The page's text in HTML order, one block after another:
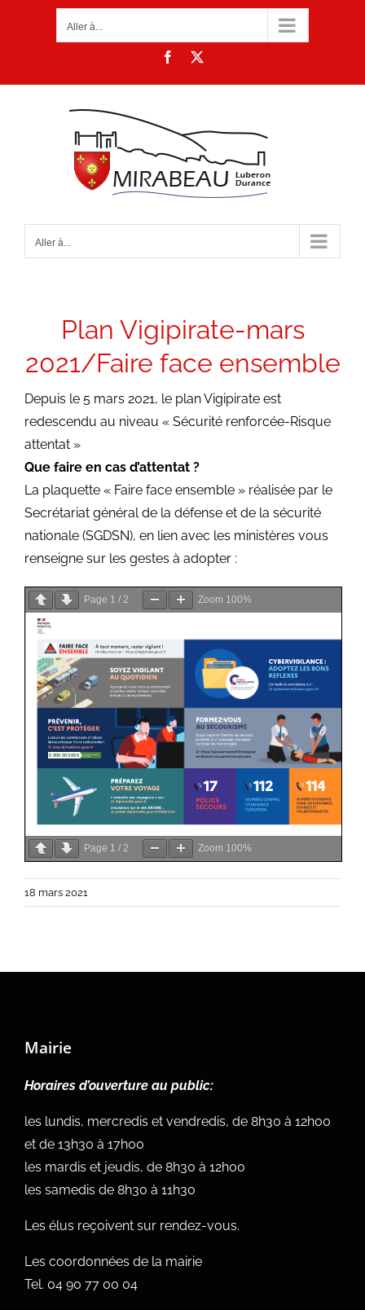
Aller à...
Facebook
Aller à...
Plan Vigipirate-mars
2021/Faire face ensemble
Depuis le 5 mars 2021, le plan Vigipirate est
redescendu au niveau « Sécurité renforcée-Risque
attentat »
Que faire en cas d’attentat ?
La plaquette « Faire face ensemble » réalisée par le
Secrétariat général de la défense et de la sécurité
nationale (SGDSN), en lien avec les ministères vous
renseigne sur les gestes à adopter :
Page 1 / 2 Zoom 100%
Page 1 / 2 Zoom 100%
18 mars 2021
Mairie
Horaires d’ouverture au public:
les lundis, mercredis et vendredis, de 8h30 à 12h00
et de 13h30 à 17h00
les mardis et jeudis, de 8h30 à 12h00
les samedis de 8h30 à 11h30
Les élus reçoivent sur rendez-vous.
Les coordonnées de la mairie
Tel. 04 90 77 00 04